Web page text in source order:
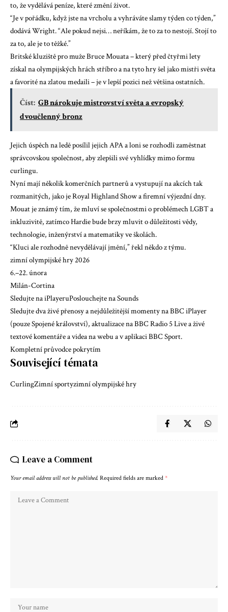
to, že vydělává peníze, které změní život.
“Je v pořádku, když jste na vrcholu a vyhráváte slamy týden co týden,”
dodává Wright. “Ale pokud nejsi… neříkám, že to za to nestojí. Stojí to
za to, ale je to těžké.”
Britské kluziště pro muže Bruce Mouata – který před čtyřmi lety
získal na olympijských hrách stříbro a na tyto hry šel jako mistři světa
a favorité na zlatou medaili – je v lepší pozici než většina ostatních.
Číst: GB nárokuje mistrovství světa a evropský
dvoučlenný bronz
Jejich úspěch na ledě posílil jejich APA a loni se rozhodli zaměstnat
správcovskou společnost, aby zlepšili své vyhlídky mimo formu
curlingu.
Nyní mají několik komerčních partnerů a vystupují na akcích tak
rozmanitých, jako je Royal Highland Show a firemní výjezdní dny.
Mouat je známý tím, že mluví se společnostmi o problémech LGBT a
inkluzivitě, zatímco Hardie bude brzy mluvit o důležitosti vědy,
technologie, inženýrství a matematiky ve školách.
“Kluci ale rozhodně nevydělávají jmění,” řekl někdo z týmu.
zimní olympijské hry 2026
6.–22. února
Milán-Cortina
Sledujte na iPlayeruPoslouchejte na Sounds
Sledujte dva živé přenosy a nejdůležitější momenty na BBC iPlayer
(pouze Spojené království), aktualizace na BBC Radio 5 Live a živé
textové komentáře a videa na webu a v aplikaci BBC Sport.
Kompletní průvodce pokrytím
Související témata
CurlingZimní sportyzimní olympijské hry
Leave a Comment
Your email address will not be published. Required fields are marked *